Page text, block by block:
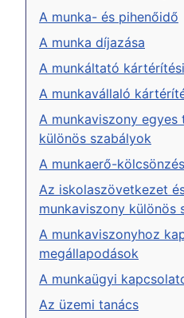
A munka- és pihenőidő
A munka díjazása
A munkáltató
A munkavállaló
A munkaviszony
különös szabályok
A munkaerő-
Az iskolaszövetkezet
munkaviszony különös
A munkaviszonyhoz
megállapodások
A munkaügyi
Az üzemi tanács